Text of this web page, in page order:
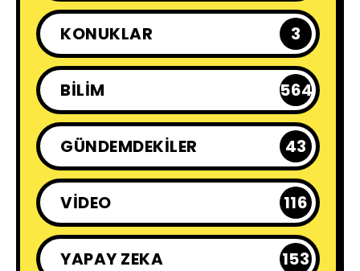
KONUKLAR 3
BILIM 564
GÜNDEMDEKILER 43
VIDEO 116
YAPAY ZEKA 153